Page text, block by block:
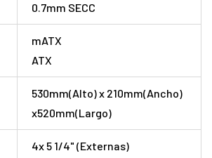
0.7mm SECC
mATX
ATX
530mm(Alto) x 210mm(Ancho)
x520mm(Largo)
4x 5 1/4" (Externas)